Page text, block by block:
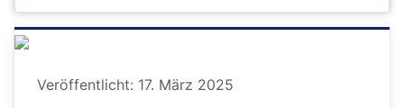
Details
Veröffentlicht: 17. März 2025